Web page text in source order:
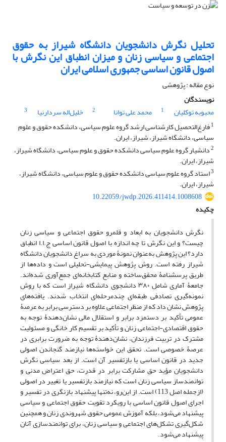
تحلیل نگرش دانشجویان دانشگاه شیراز به حقوق
اجتماعی و سیاسی زنان و میزان انطباق این نگرش با
اصول قانون اساسی جمهوری اسلامی ایران
نوع مقاله : پژوهشی
نویسندگان
محبوبه توکلیان
1 محمد علی توانا 2 خلیل‌اله سردارنیا
3
1فارغ‌التحصیل کارشناسی ارشد گروه علوم سیاسی، دانشکده حقوق و علوم
سیاسی، دانشگاه شیراز، شیراز، ایران.
2دانشیار گروه علوم سیاسی دانشکده حقوق و علوم سیاسی، دانشگاه شیراز،
شیراز، ایران.
3استاد گروه علوم سیاسی دانشکده حقوق و علوم سیاسی، دانشگاه شیراز،
شیراز، ایران.
10.22059/jwdp.2026.411414.1008608
چکیده
نگرش دانشجویان به ابعاد و قلمرو حقوق اجتماعی و سیاسی زنان
چیست؟ و این نگرش تا چه اندازه با اصول قانون اساسی ج.ا.ا انطباق
دارد؟ این پژوهش به‌عنوان نمونۀ موردی به سراغ دانشجویان دانشگاه
شیراز رفته است. روش پژوهش پیمایشی-تحلیلی است و داده‌ها از
طریق پرسشنامۀ محقق‌ساخته و منابع کتابخانه‌ای جمع‌آوری شده‌اند.
جامعۀ آماری شامل ۳۸۰ دانشجوی دانشگاه شیراز است که با روش
نمونه‌گیری تصادفی طبقه‌ای چندمرحله‌ای انتخاب شدند. یافته‌های
پژوهش نشان داد که از منظر اجتماعی علاوه بر دسترسی برابر به عرصۀ
عمومی تأکید بر دستمزد برابر و استقلال مالی نشان‌دهندۀ توجه به
حقوق اقتصادی-اجتماعی زنان و تأکید بر تقسیم کار خانگی و مسئولیت
مشترک در تربیت فرزندان، نشان‌دهندۀ توجه به ضرورت برابری در
عرصۀ خصوصی است. تحقق این خواسته‌ها نیازمند گنجاندن اصولی
جدید در قانون اساسی یا بازتفسیر آن است. از بعد سیاسی نگرش
دانشجویان مؤید حق مشارکت برابر در قدرت، حق اعتراض مدنی و
توانمندساز سیاسی زنان است که نیازمند بازتفسیر یا تغییر در اصولی
(ازجمله اصل 113) است. از این‌رو، نه‌تنها پیشنهاد بازنگری در تفسیر و
اجرای اصول قانون اساسی با رویکرد تقویت حقوق اجتماعی و سیاسی
پیشنهاد می‌شود، بلکه آموزش عمومی حقوق شهروندی زنان و همچنین
شکل‌گیری تشکل‌های اجتماعی و سیاسی زنان، برای توانمندسازی آنان
پیشنهاد می‌شود.